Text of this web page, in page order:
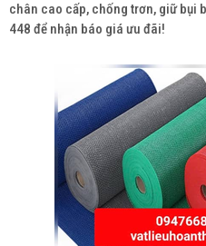
chân cao cấp, chống trơn, giữ bụi
448 để nhận báo giá ưu đãi!